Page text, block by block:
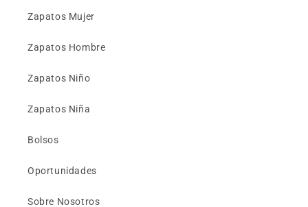
Zapatos Mujer
Zapatos Hombre
Zapatos Niño
Zapatos Niña
Bolsos
Oportunidades
Sobre Nosotros